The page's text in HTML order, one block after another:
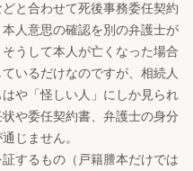
と合わせて死後事務委任契約
人意思の確認を別の弁護士が
うして本人が亡くなった場合
いるだけなのですが、相続人
や「怪しい人」にしか見られ
や委任契約書、弁護士の身分
じません。
するもの（戸籍謄本だけでは